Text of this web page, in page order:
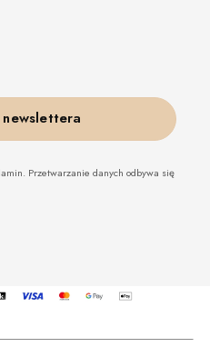
newslettera
Przetwarzanie danych odbywa się